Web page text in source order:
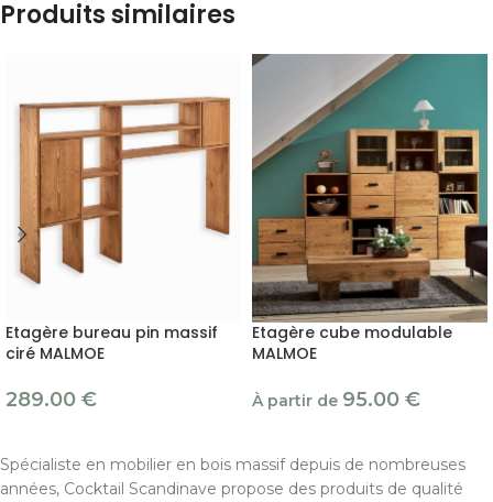
Produits similaires
Etagère bureau pin massif
ciré MALMOE
289.00 €
Etagère cube modulable
MALMOE
À partir de 95.00 €
Spécialiste en mobilier en bois massif depuis de nombreuses
années, Cocktail Scandinave propose des produits de qualité